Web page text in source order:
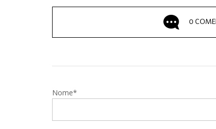
0
Nome*